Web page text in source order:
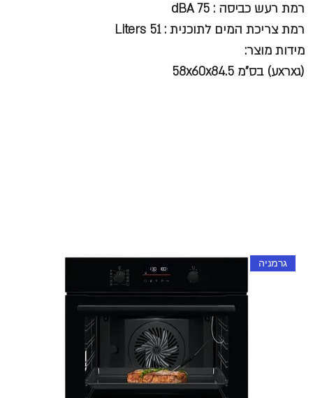
רמת רעש כביסה : dBA 75
רמת צריכת המים לתוכנית : Liters 51
מידות מוצר:
(גxרxע) בס"מ 58x60x84.5
גרמניה